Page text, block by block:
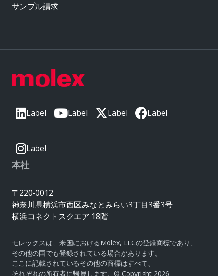
Label Label Label Label
Label
本社
〒220-0012
神奈川県横浜市西区みなとみらい3丁目3番3号
横浜コネクトスクエア 18階
モレックスは、米国におけるMolex, LLCの登録商標であり、
その他の国でも登録されている場合があります。
ここに記載されているその他の商標はすべて、
それぞれの所有者に帰属します。© Copyright 2026
サンプル請求